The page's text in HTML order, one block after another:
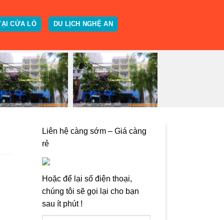
CỬA LÒ DU LỊCH NGHỆ AN
Liên hệ càng sớm – Giá càng
rẻ
Hoặc để lại số điện thoại,
chúng tôi sẽ gọi lại cho bạn
sau ít phút !